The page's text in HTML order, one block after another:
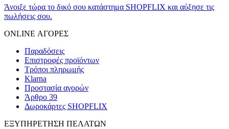
Άνοιξε τώρα το δικό σου κατάστημα SHOPFLIX και αύξησε τις
πωλήσεις σου.
ONLINE ΑΓΟΡΕΣ
Παραδόσεις
Επιστροφές προϊόντων
Τρόποι πληρωμής
Klarna
Προστασία αγορών
Άρθρο 39
Δωροκάρτες SHOPFLIX
ΕΞΥΠΗΡΕΤΗΣΗ ΠΕΛΑΤΩΝ